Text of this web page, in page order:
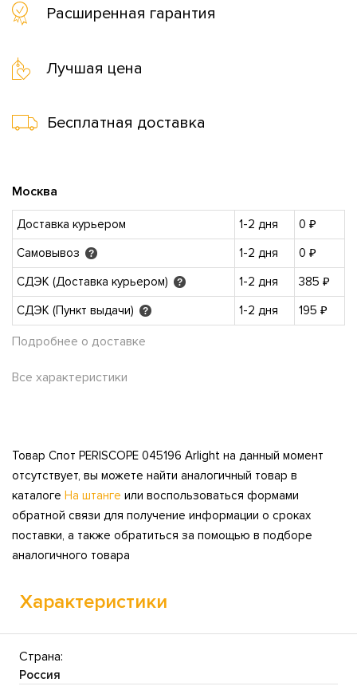
Расширенная гарантия
Лучшая цена
Бесплатная доставка
Москва
Доставка курьером 1-2 дня
0 ₽
Самовывоз
? 1-2 дня
0 ₽
СДЭК (Доставка курьером)
? 1-2 дня
385 ₽
СДЭК (Пункт выдачи)
? 1-2 дня 195 ₽
Подробнее о доставке
Все характеристики
Товар Спот PERISCOPE 045196 Arlight на данный момент
отсутствует, вы можете найти аналогичный товар в
каталоге На штанге или воспользоваться формами
обратной связи для получение информации о сроках
поставки, а также обратиться за помощью в подборе
аналогичного товара
Характеристики
Страна:
Россия